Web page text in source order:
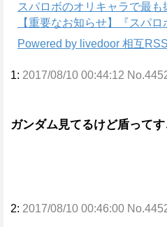
スパロボのオリキャラで最も
【重要なお知らせ】『スパ
Powered by livedoor 相互RSS
1: 2017/08/10 00:44:12
ガンダム見てるけど盾って
2: 2017/08/10 00:46:00